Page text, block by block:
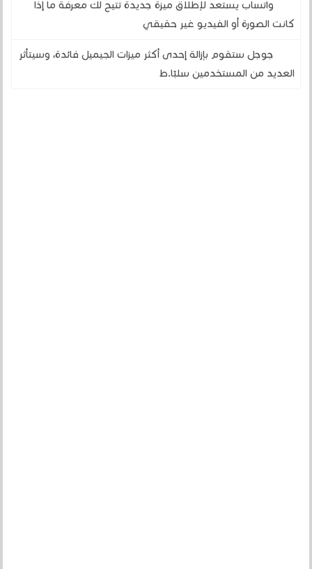
واتساب يستعد لإطلاق ميزة جديدة تتيح لك معرفة ما إذا
كانت الصورة أو الفيديو غير حقيقي
جوجل ستقوم بإزالة إحدى أكثر ميزات الجيميل فائدة، وسيتأثر
العديد من المستخدمين سلبًا.ط